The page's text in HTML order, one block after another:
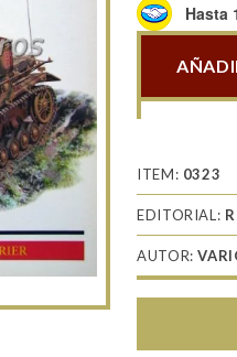
Hasta
carro
Panzer
IV
cantidad
ITEM: 0323
EDITORIAL:
AUTOR: